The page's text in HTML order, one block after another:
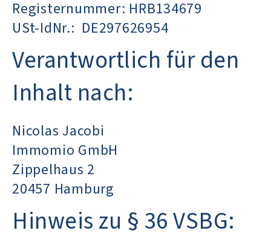
Registernummer: HRB134679
USt-IdNr.: DE297626954
Verantwortlich für den
Inhalt nach:
Nicolas Jacobi
Immomio GmbH
Zippelhaus 2
20457 Hamburg
Hinweis zu § 36 VSBG: